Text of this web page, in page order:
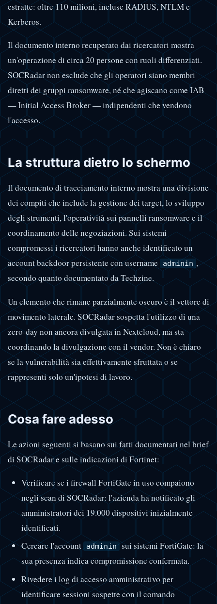
estratte: oltre 110 milioni, incluse RADIUS, NTLM e
Kerberos.
Il documento interno recuperato dai ricercatori mostra
un'operazione di circa 20 persone con ruoli differenziati.
SOCRadar non esclude che gli operatori siano membri
diretti dei gruppi ransomware, né che agiscano come IAB
— Initial Access Broker — indipendenti che vendono
l'accesso.
La struttura dietro lo schermo
Il documento di tracciamento interno mostra una divisione
dei compiti che include la gestione dei target, lo sviluppo
degli strumenti, l'operatività sui pannelli ransomware e il
coordinamento delle negoziazioni. Sui sistemi
compromessi i ricercatori hanno anche identificato un
account backdoor persistente con username
adminin ,
secondo quanto documentato da Techzine.
Un elemento che rimane parzialmente oscuro è il vettore di
movimento laterale. SOCRadar sospetta l'utilizzo di una
zero-day non ancora divulgata in Nextcloud, ma sta
coordinando la divulgazione con il vendor. Non è chiaro
se la vulnerabilità sia effettivamente sfruttata o se
rappresenti solo un'ipotesi di lavoro.
Cosa fare adesso
Le azioni seguenti si basano sui fatti documentati nel brief
di SOCRadar e sulle indicazioni di Fortinet:
Verificare se i firewall FortiGate in uso compaiono
negli scan di SOCRadar: l'azienda ha notificato gli
amministratori dei 19.000 dispositivi inizialmente
identificati.
Cercare l'account adminin sui sistemi FortiGate: la
sua presenza indica compromissione confermata.
Rivedere i log di accesso amministrativo per
identificare sessioni sospette con il comando